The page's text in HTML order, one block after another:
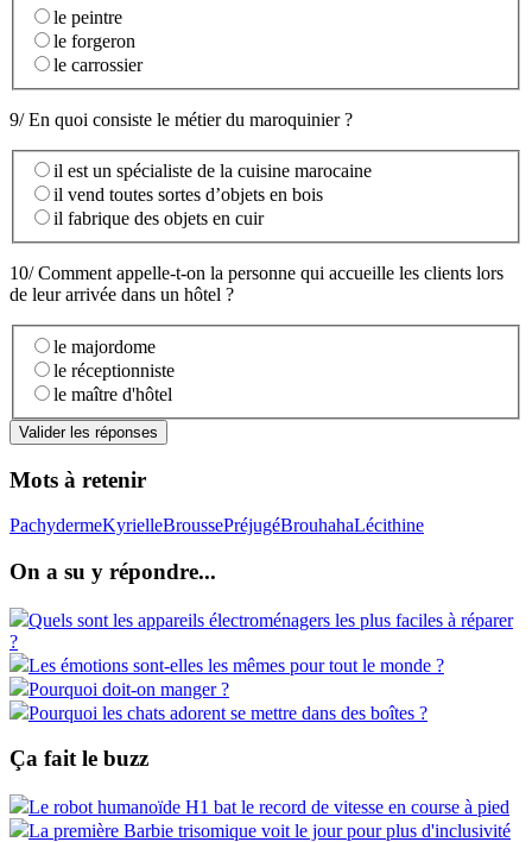
le peintre
le forgeron
le carrossier
9/ En quoi consiste le métier du maroquinier ?
il est un spécialiste de la cuisine marocaine
il vend toutes sortes d’objets en bois
il fabrique des objets en cuir
10/ Comment appelle-t-on la personne qui accueille les clients lors
de leur arrivée dans un hôtel ?
le majordome
le réceptionniste
le maître d'hôtel
Mots à retenir
PachydermeKyrielleBroussePréjugéBrouhahaLécithine
On a su y répondre...
Quels sont les appareils électroménagers les plus faciles à réparer
?
Les émotions sont-elles les mêmes pour tout le monde ?
Pourquoi doit-on manger ?
Pourquoi les chats adorent se mettre dans des boîtes ?
Ça fait le buzz
Le robot humanoïde H1 bat le record de vitesse en course à pied
La première Barbie trisomique voit le jour pour plus d'inclusivité